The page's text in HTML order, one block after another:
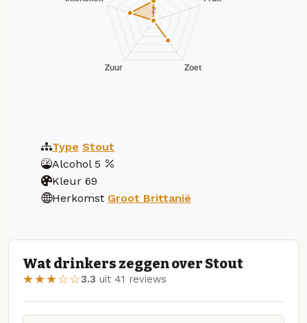
Type Stout
Alcohol 5
Kleur 69
Herkomst Groot Brittanië
Wat drinkers zeggen over Stout
★★★☆☆3.3 uit 41 reviews